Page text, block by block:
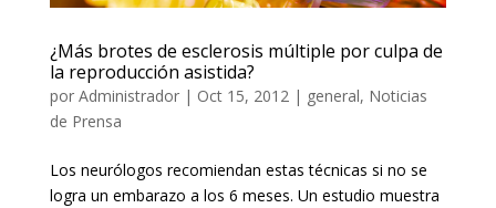
¿Más brotes de esclerosis múltiple por culpa de
la reproducción asistida?
por Administrador| Oct 15, 2012| general, Noticias
de Prensa
Los neurólogos recomiendan estas técnicas si no se
logra un embarazo a los 6 meses. Un estudio muestra